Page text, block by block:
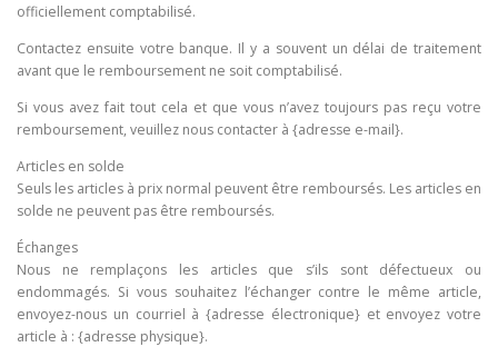
officiellement comptabilisé.
Contactez ensuite votre banque. Il y a souvent un délai de traitement
avant que le remboursement ne soit comptabilisé.
Si vous avez fait tout cela et que vous n’avez toujours pas reçu votre
remboursement, veuillez nous contacter à {adresse e-mail}.
Articles en solde
Seuls les articles à prix normal peuvent être remboursés. Les articles en
solde ne peuvent pas être remboursés.
Échanges
Nous ne remplaçons les articles que s’ils sont défectueux ou
endommagés. Si vous souhaitez l’échanger contre le même article,
envoyez-nous un courriel à {adresse électronique} et envoyez votre
article à : {adresse physique}.